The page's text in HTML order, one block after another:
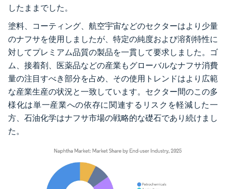
したままでした。
塗料、コーティング、航空宇宙などのセクターはより少量
のナフサを使用しましたが、特定の純度および溶剤特性に
対してプレミアム品質の製品を一貫して要求しました。ゴ
ム、接着剤、医薬品などの産業もグローバルなナフサ消費
量の注目すべき部分を占め、その使用トレンドはより広範
な産業生産の状況と一致しています。セクター間のこの多
様化は単一産業への依存に関連するリスクを軽減した一
方、石油化学はナフサ市場の戦略的な礎石であり続けまし
た。